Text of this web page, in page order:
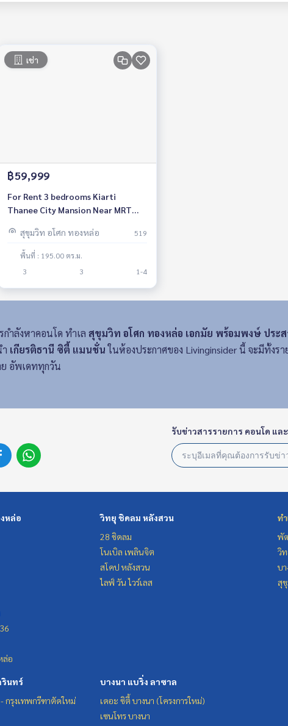
เช่า
฿59,999
For Rent 3 bedrooms Kiarti
Thanee City Mansion Near MRT
to move in
สุขุมวิท อโศก ทองหล่อ 519
พื้นที่ : 195.00 ตร.ม.
3
3 1-4
กำลังหาคอนโด ทำเล สุขุมวิท อโศก ทองหล่อ เอกมัย พร้อมพงษ์ ประ
เกียรติธานี ซิตี้ แมนชั่นในห้องประกาศของ Livinginsider นี้ จะมีทั้ง
อัพเดททุกวัน
รับข่าวสารรายการ คอนโด แล
หล่อ
ล่อ
วิทยุ ชิดลม หลังสวน
28 ชิดลม
โนเบิล เพลินจิต
สโคป หลังสวน
ไลฟ์ วัน ไวร์เลส
นทร์
กรุงเทพกรีฑาตัดใหม่
บางนา แบริ่ง ลาซาล
เดอะ ซิตี้ บางนา (โครงการใหม่)
เซนโทร บางนา
ท
พั
วิ
บ
สุ